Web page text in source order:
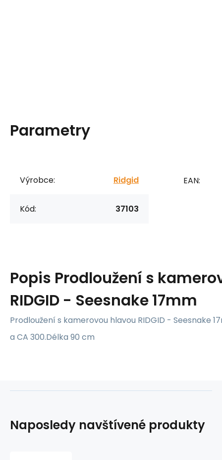
Parametry
Výrobce: Ridgid
Kód: 37103
EAN:
Popis Prodloužení s
RIDGID - Seesnake 17mm
Prodloužení s kamerovou hlavou RIDGID - Seesnake
a CA 300.Délka 90 cm
Naposledy navštívené produkty